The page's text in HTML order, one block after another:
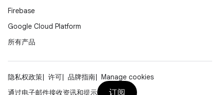
Firebase
Google Cloud Platform
所有产品
隐私权政策 许可 品牌指南
Manage cookies
通过电子邮件接收资讯和提示
订阅